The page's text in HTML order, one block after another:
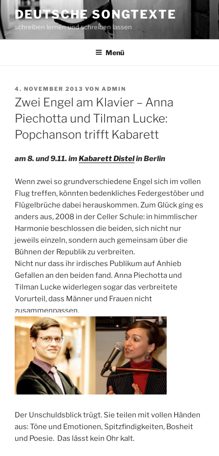
Zum
Inhalt
springen
DEUTSCHE SONGTEXTE
schreiben lernen und schreiben lassen
Menü
VERÖFFENTLICHT
AM
4. NOVEMBER 2013 VON ADMIN
Zwei Engel am Klavier – Anna
Piechotta und Tilman Lucke:
Popchanson trifft Kabarett
am8. und 9.11. imKabarett Distelin Berlin
Wenn zwei so grundverschiedene Engel sich im vollen
Flug treffen, könnten bedenkliches Federgestöber und
Flügelbrüche dabei herauskommen. Zum Glück ging es
anders aus, 2008 in der Celler Schule: in himmlischer
Harmonie beschlossen die beiden, sich nicht nur
jeweils einzeln, sondern auch gemeinsam über die
Bühnen der Republik zu verbreiten.
Nicht nur dass ihr irdisches Publikum auf Anhieb
Gefallen an den beiden fand. Anna Piechotta und
Tilman Lucke widerlegen sogar das verbreitete
Vorurteil, dass Männer und Frauen nicht
zusammenpassen.
Der Unschuldsblick trügt. Sie teilen mit vollen Händen
aus: Töne und Emotionen, Spitzfindigkeiten, Bosheit
und Poesie. Das lässt kein Ohr kalt.